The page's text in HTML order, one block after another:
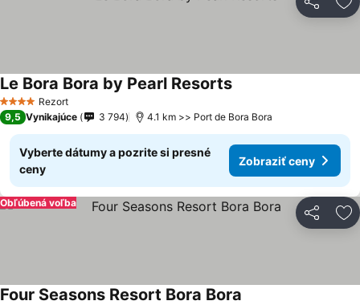
Zdieľať
4 Počet hviezdičiek
Rezort
Le Bora Bora by Pearl ResortsZobraziť ceny
9,5 Vynikajúce 3 794 4.1 km >> Port de Bora Bora
Vyberte dátumy a pozrite si presné
ceny
Zobraziť ceny
Zdieľať
Obľúbená voľba
Four Seasons Resort Bora Bora